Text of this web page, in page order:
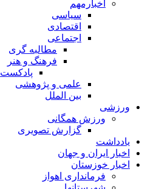
اخبارمهم
سیاسی
اقتصادی
اجتماعی
مطالبه گری
فرهنگ و هنر
پادکست
علمی و پژوهشی
بین الملل
ورزشی
ورزش همگانی
گزارش تصویری
یادداشت
اخبار ایران و جهان
اخبار خوزستان
فرمانداری اهواز